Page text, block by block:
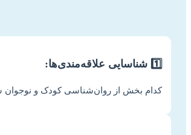
1️⃣ شناسایی علاقه‌مندی‌ها:
کدام بخش از روان‌شناسی کودک و نوجوان